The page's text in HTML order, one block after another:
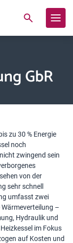
GbR
zu 30 % Energie
noch
zwingend sein
von der
sehr schnell
umfasst zwei
–
Hydraulik und
im Fokus
auf Kosten und